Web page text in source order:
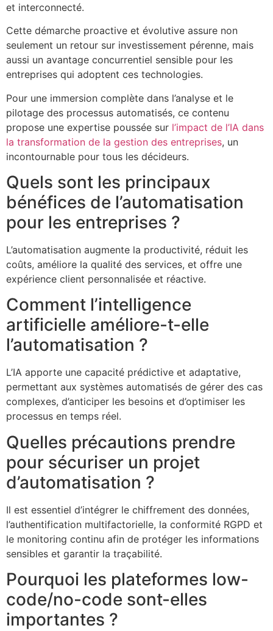
et interconnecté.
Cette démarche proactive et évolutive assure non
seulement un retour sur investissement pérenne, mais
aussi un avantage concurrentiel sensible pour les
entreprises qui adoptent ces technologies.
Pour une immersion complète dans l’analyse et le
pilotage des processus automatisés, ce contenu
propose une expertise poussée sur l’impact de l’IA dans
la transformation de la gestion des entreprises, un
incontournable pour tous les décideurs.
Quels sont les principaux
bénéfices de l’automatisation
pour les entreprises ?
L’automatisation augmente la productivité, réduit les
coûts, améliore la qualité des services, et offre une
expérience client personnalisée et réactive.
Comment l’intelligence
artificielle améliore-t-elle
l’automatisation ?
L’IA apporte une capacité prédictive et adaptative,
permettant aux systèmes automatisés de gérer des cas
complexes, d’anticiper les besoins et d’optimiser les
processus en temps réel.
Quelles précautions prendre
pour sécuriser un projet
d’automatisation ?
Il est essentiel d’intégrer le chiffrement des données,
l’authentification multifactorielle, la conformité RGPD et
le monitoring continu afin de protéger les informations
sensibles et garantir la traçabilité.
Pourquoi les plateformes low-
code/no-code sont-elles
importantes ?